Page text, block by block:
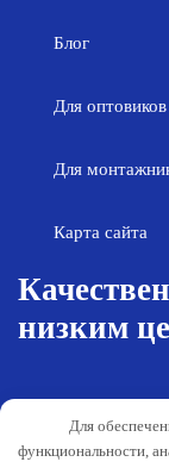
Блог
Для оптовиков
Для
Карта сайта
низким
Гарантия и обслуживание
Для
функциональности,